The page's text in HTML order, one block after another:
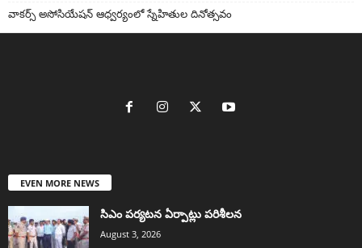
వాకర్స్‌ అసోసియేషన్‌ ఆధ్వర్యంలో స్నేహితుల దినోత్సవం
EVEN MORE NEWS
సిఎం పర్యటన ఏర్పాట్లు పరిశీలన
August 3, 2026